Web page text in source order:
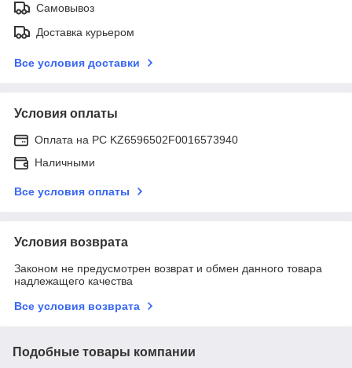
Самовывоз
Доставка курьером
Все условия доставки
Условия оплаты
Оплата на РС KZ6596502F0016573940
Наличными
Все условия оплаты
Условия возврата
Законом не предусмотрен возврат и обмен данного товара
надлежащего качества
Все условия возврата
Подобные товары компании